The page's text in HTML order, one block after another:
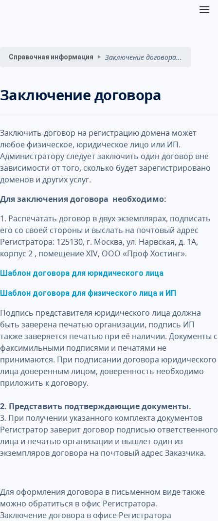
Справочная информация Заключение договора...
Заключение договора
Заключить договор на регистрацию домена может
любое физическое, юридическое лицо или ИП.
Администратору следует заключить один договор вне
зависимости от того, сколько будет зарегистрировано
доменов и других услуг.
Для заключения договора необходимо:
1. Распечатать договор в двух экземплярах, подписать
его со своей стороны и выслать на почтовый адрес
Регистратора: 125130, г. Москва, ул. Нарвская, д. 1А,
корпус 2 , помещение XIV, ООО «Проф Хостинг».
Шаблон договора для юридического лица
Шаблон договора для физического лица и ИП
Подпись представителя юридического лица должна
быть заверена печатью организации, подпись ИП
также заверяется печатью при её наличии. Документы с
факсимильными подписями и печатями не
принимаются. При подписании договора юридического
лица доверенным лицом, доверенность необходимо
приложить к договору.
2. Представить подтверждающие документы.
3. При получении указанного комплекта документов
Регистратор заверит договор подписью ответственного
лица и печатью организации и вышлет один из
экземпляров договора на почтовый адрес Заказчика.
Для оформления договора в письменном виде также
можно обратиться в офис Регистратора.
Заключение договора в офисе Регистратора